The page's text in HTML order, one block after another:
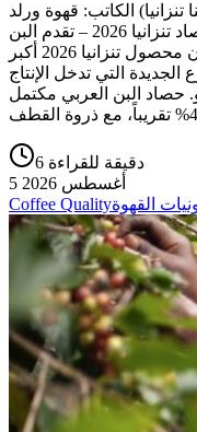
الكاتب: قهوة ورلد
التاريخ: 5 أغسطس 2026 تحديث حصاد تنزانيا 2026 – تقدم البن
العربي والروبوستا من المتوقع أن يكون محصول تنزانيا 2026 أكبر
الجديدة التي تدخل الإنتاج
حصاد البن العربي مكتمل
6 دقيقة للقراءة
5 أغسطس 2026
Coffee Qualityالقهوة